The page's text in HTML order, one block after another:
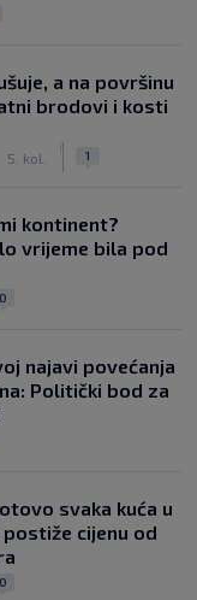
a na površinu
brodovi i kosti
5. kol. 1
kontinent?
vrijeme bila pod
0
najavi povećanja
Politički bod za
svaka kuća u
cijenu od
0